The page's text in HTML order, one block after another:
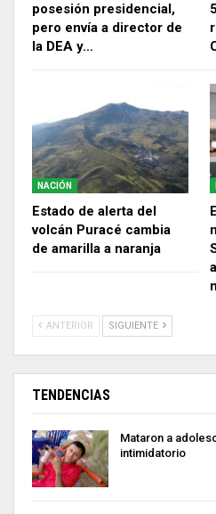
posesión presidencial,
pero envía a director de
la DEA y…
NACIÓN
Estado de alerta del
volcán Puracé cambia
de amarilla a naranja
ANTERIOR SIGUIENTE
TENDENCIAS
Mataron a
intimidatorio